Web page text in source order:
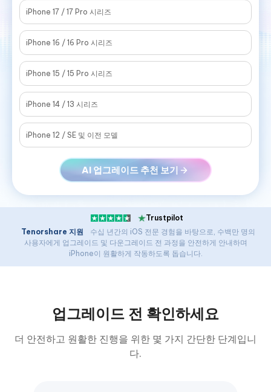
iOS
iAnyGo
iPhone 17 / 17 Pro 시리즈
iPhone 16 / 16 Pro 시리즈
iPhone 15 / 15 Pro 시리즈
iPhone 14 / 13 시리즈
iPhone 12 / SE 및 이전 모델
AI 업그레이드 추천 보기
Trustpilot
Tenorshare 지원
수십 년간의 iOS 전문 경험을 바탕으로, 수백만 명의
사용자에게 업그레이드 및 다운그레이드 전 과정을 안전하게 안내하며
iPhone이 원활하게 작동하도록 돕습니다.
업그레이드 전 확인하세요
더 안전하고 원활한 진행을 위한 몇 가지 간단한 단계입니
다.